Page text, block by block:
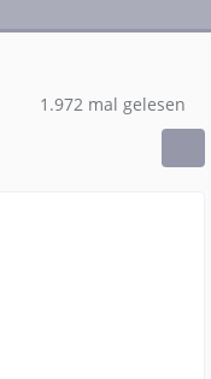
1.972 mal gelesen